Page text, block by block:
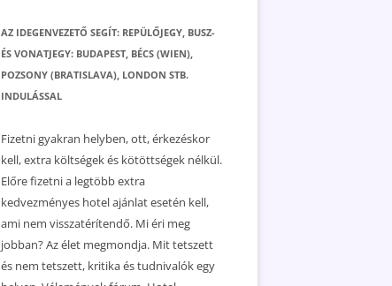
AZ IDEGENVEZETŐ SEGÍT: REPÜLŐJEGY, BUSZ-
ÉS VONATJEGY: BUDAPEST, BÉCS (WIEN),
POZSONY (BRATISLAVA), LONDON STB.
INDULÁSSAL
Fizetni gyakran helyben, ott, érkezéskor
kell, extra költségek és kötöttségek nélkül.
Előre fizetni a legtöbb extra
kedvezményes hotel ajánlat esetén kell,
ami nem visszatérítendő. Mi éri meg
jobban? Az élet megmondja. Mit tetszett
és nem tetszett, kritika és tudnivalók egy